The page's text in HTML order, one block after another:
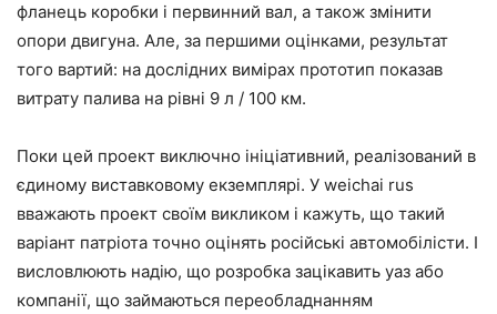
фланець коробки і первинний вал, а також змінити
опори двигуна. Але, за першими оцінками, результат
того вартий: на дослідних вимірах прототип показав
витрату палива на рівні 9 л / 100 км.
Поки цей проект виключно ініціативний, реалізований в
єдиному виставковому екземплярі. У weichai rus
вважають проект своїм викликом і кажуть, що такий
варіант патріота точно оцінять російські автомобілісти. І
висловлюють надію, що розробка зацікавить уаз або
компанії, що займаються переобладнанням